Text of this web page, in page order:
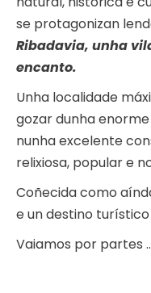
se protagonizan
Ribadavia, unha
encanto.
Unha localidade
gozar dunha
nunha excelente
relixiosa, popular e
Coñecida como
e un destino
Vaiamos por partes